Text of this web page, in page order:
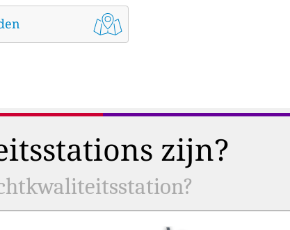
zijn?